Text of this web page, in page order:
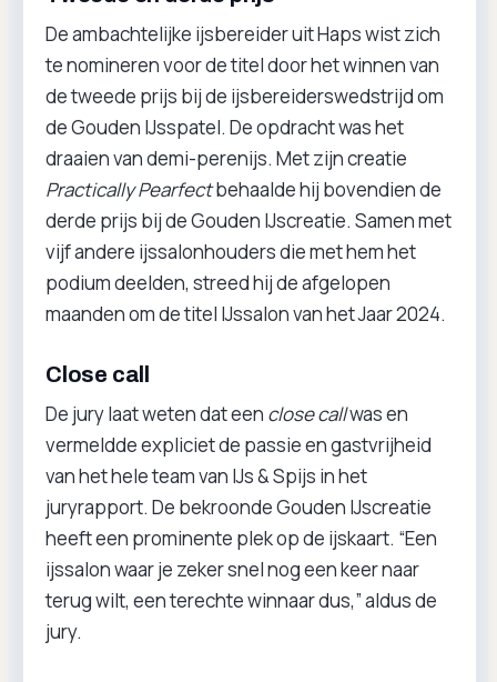
De ambachtelijke ijsbereider uit Haps wist zich
te nomineren voor de titel door het winnen van
de tweede prijs bij de ijsbereiderswedstrijd om
de Gouden IJsspatel. De opdracht was het
draaien van demi-perenijs. Met zijn creatie
Practically Pearfectbehaalde hij bovendien de
derde prijs bij de Gouden IJscreatie. Samen met
vijf andere ijssalonhouders die met hem het
podium deelden, streed hij de afgelopen
maanden om de titel IJssalon van het Jaar 2024.
Close call
De jury laat weten dat een close callwas en
vermeldde expliciet de passie en gastvrijheid
van het hele team van IJs & Spijs in het
juryrapport. De bekroonde Gouden IJscreatie
heeft een prominente plek op de ijskaart. “Een
ijssalon waar je zeker snel nog een keer naar
terug wilt, een terechte winnaar dus,” aldus de
jury.